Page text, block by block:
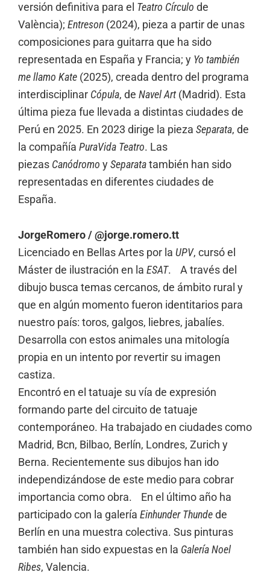
versión definitiva para el Teatro Círculo de
València); Entreson (2024), pieza a partir de unas
composiciones para guitarra que ha sido
representada en España y Francia; y Yo también
me llamo Kate (2025), creada dentro del programa
interdisciplinar Cópula, de Navel Art(Madrid). Esta
última pieza fue llevada a distintas ciudades de
Perú en 2025. En 2023 dirige la pieza Separata, de
la compañía PuraVida Teatro. Las
piezas Canódromo ySeparatatambién han sido
representadas en diferentes ciudades de
España.
JorgeRomero / @jorge.romero.tt
Licenciado en Bellas Artes por la UPV, cursó el
Máster de ilustración en la ESAT. A través del
dibujo busca temas cercanos, de ámbito rural y
que en algún momento fueron identitarios para
nuestro país: toros, galgos, liebres, jabalíes.
Desarrolla con estos animales una mitología
propia en un intento por revertir su imagen
castiza.
Encontró en el tatuaje su vía de expresión
formando parte del circuito de tatuaje
contemporáneo. Ha trabajado en ciudades como
Madrid, Bcn, Bilbao, Berlín, Londres, Zurich y
Berna. Recientemente sus dibujos han ido
independizándose de este medio para cobrar
importancia como obra. En el último año ha
participado con la galería Einhunder Thundede
Berlín en una muestra colectiva. Sus pinturas
también han sido expuestas en la Galería Noel
Ribes, Valencia.